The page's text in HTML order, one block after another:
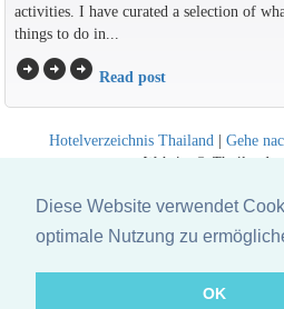
Diese Website verwendet
optimale Nutzung zu
OK
activities. I have curated a selection of
things to do in...
arrow_circle_rightarrow_circle_rightarrow_circle_right Read post
Hotelverzeichnis Thailand | Gehe
Website ©